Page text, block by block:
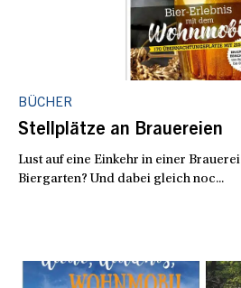
BÜCHER
Stellplätze an Brauereien
Lust auf eine Einkehr in einer
Biergarten? Und dabei gleich noc...